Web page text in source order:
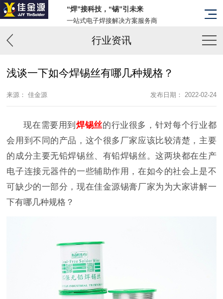
“焊”接科技，“锡”引未来
一站式电子焊接解决方案服务商
行业资讯
浅谈一下如今焊锡丝有哪几种规格？
来源： 佳金源 发布日期： 2022-02-24
现在需要用到焊锡丝的行业很多，针对每个行业都
会用到不同的产品，这个很多厂家应该比较清楚，主要
的成分主要无铅焊锡丝、有铅焊锡丝。这两块都在生产
电子连接元器件的一些辅助作用，在如今的社会上是不
可缺少的一部分，现在佳金源锡膏厂家为为大家讲解一
下有哪几种规格？